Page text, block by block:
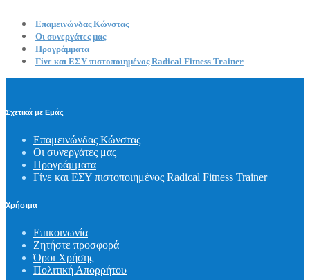
Επαμεινώνδας Κώνστας
Οι συνεργάτες μας
Προγράμματα
Γίνε και ΕΣΥ πιστοποιημένος Radical Fitness Trainer
Σχετικά με Εμάς
Επαμεινώνδας Κώνστας
Οι συνεργάτες μας
Προγράμματα
Γίνε και ΕΣΥ πιστοποιημένος Radical Fitness Trainer
Χρήσιμα
Επικοινωνία
Ζητήστε προσφορά
Όροι Χρήσης
Πολιτική Απορρήτου